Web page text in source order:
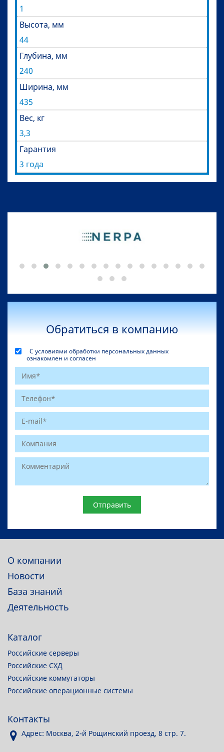
1
Высота, мм
44
Глубина, мм
240
Ширина, мм
435
Вес, кг
3,3
Гарантия
3 года
Обратиться в компанию
С условиями обработки персональных данных
ознакомлен и согласен
О компании
Новости
База знаний
Деятельность
Каталог
Российские серверы
Российские СХД
Российские коммутаторы
Российские операционные системы
Контакты
Адрес: Москва, 2-й Рощинский проезд, 8 стр. 7.